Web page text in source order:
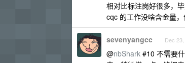
相对比标注岗好很多，
cqc 的工作没啥含金量
sevenyangcc Dec
@nbShark #10 不需要